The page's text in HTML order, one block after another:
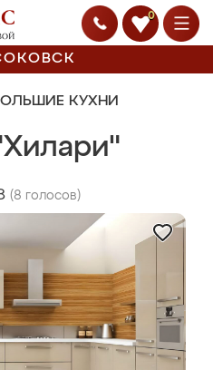
0
КУХНИ
(8 голосов)